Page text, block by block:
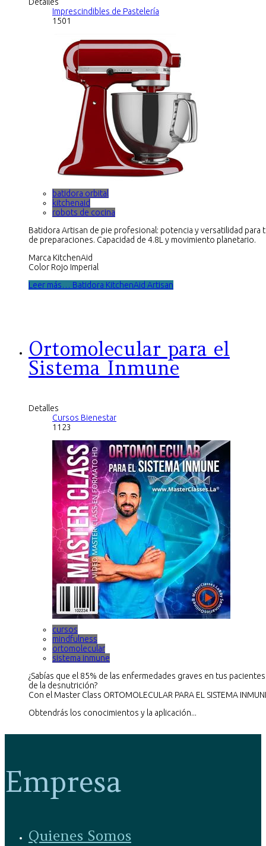
Imprescindibles de Pastelería
1501
batidora orbital
kitchenaid
robots de cocina
Batidora Artisan de pie profesional: potencia y versatilidad para
de preparaciones. Capacidad de 4.8L y movimiento planetario.
Marca KitchenAid
Color Rojo Imperial
Leer más… Batidora KitchenAid Artisan
Ortomolecular para el
Sistema Inmune
Detalles
Cursos Bienestar
1123
cursos
mindfulness
ortomolecular
sistema inmune
¿Sabías que el 85% de las enfermedades graves en tus
de la desnutrición?
Con el Master Class ORTOMOLECULAR PARA EL SISTEMA
Obtendrás los conocimientos y la aplicación...
Empresa
Quienes Somos